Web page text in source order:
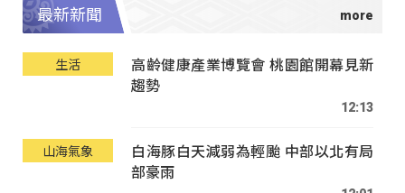
最新新聞
生活
高齡健康產業博覽會 桃園館開幕見新
趨勢
12:13
山海氣象
白海豚白天減弱為輕颱 中部以北有局
部豪雨